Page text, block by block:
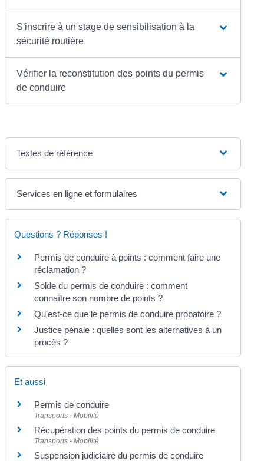
S'inscrire à un stage de sensibilisation à la
sécurité routière
Vérifier la reconstitution des points du permis
de conduire
Textes de référence
Services en ligne et formulaires
Questions ? Réponses !
Permis de conduire à points : comment faire une
réclamation ?
Solde du permis de conduire : comment
connaître son nombre de points ?
Qu'est-ce que le permis de conduire probatoire ?
Justice pénale : quelles sont les alternatives à un
procès ?
Et aussi
Permis de conduire
Transports - Mobilité
Récupération des points du permis de conduire
Transports - Mobilité
Suspension judiciaire du permis de conduire